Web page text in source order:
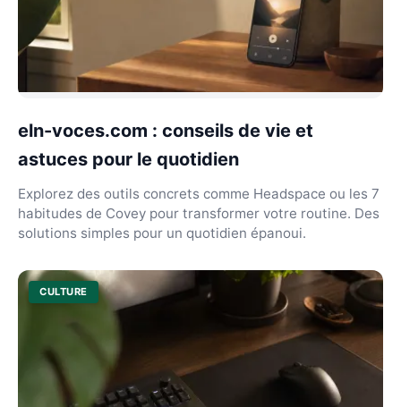
eln-voces.com : conseils de vie et
astuces pour le quotidien
Explorez des outils concrets comme Headspace ou les 7
habitudes de Covey pour transformer votre routine. Des
solutions simples pour un quotidien épanoui.
CULTURE